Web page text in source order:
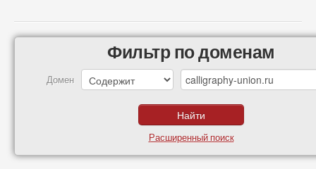
Фильтр по доменам
Домен
Расширенный поиск